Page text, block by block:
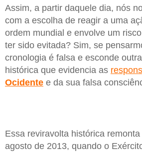
Assim, a partir daquele dia, nós
com a escolha de reagir a uma
ordem mundial e envolve um
ter sido evitada? Sim, se
cronologia é falsa e esconde
histórica que evidencia as
Ocidente e da sua falsa
Essa reviravolta histórica
agosto de 2013, quando o